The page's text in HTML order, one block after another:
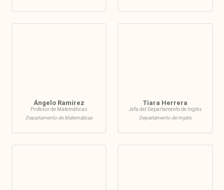
Ángelo Ramírez
Profesor de Matemáticas
Departamento de Matemáticas
Tiara Herrera
Jefa del Departamento de Inglés
Departamento de Inglés